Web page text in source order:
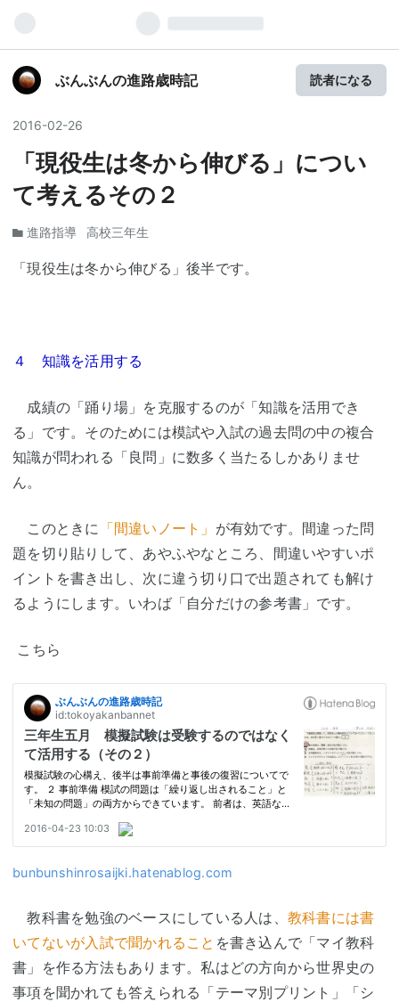
ぶんぶんの進路歳時記 読者になる
2016-02-26
「現役生は冬から伸びる」につい
て考えるその２
進路指導 高校三年生
「現役生は冬から伸びる」後半です。
４ 知識を活用する
成績の「踊り場」を克服するのが「知識を活用でき
る」です。そのためには模試や入試の過去問の中の複合
知識が問われる「良問」に数多く当たるしかありませ
ん。
このときに 「間違いノート」 が有効です。間違った問
題を切り貼りして、あやふやなところ、間違いやすいポ
イントを書き出し、次に違う切り口で出題されても解け
るようにします。いわば「自分だけの参考書」です。
こちら
bunbunshinrosaijki.hatenablog.com
教科書を勉強のベースにしている人は、 教科書には書
いてないが入試で聞かれること を書き込んで「マイ教科
書」を作る方法もあります。私はどの方向から世界史の
事項を聞かれても答えられる「テーマ別プリント」「シ